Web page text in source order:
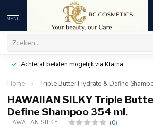
MENU
Achteraf betalen mogelijk via Klarna
Home / Triple Butter Hydrate & Define
HAWAIIAN SILKY Triple
Define Shampoo 354 ml.
HAWAIIAN SILKY (0)